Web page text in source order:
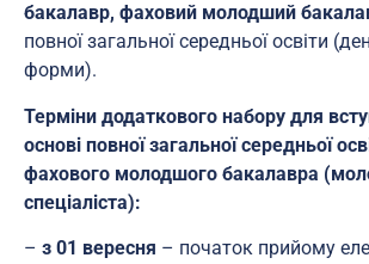
бакалавр, фаховий молодший
повної загальної середньої освіти
форми).
Терміни додаткового набору для
основі повної загальної середньої
фахового молодшого бакалавра
спеціаліста):
– з 01 вересня – початок прийому